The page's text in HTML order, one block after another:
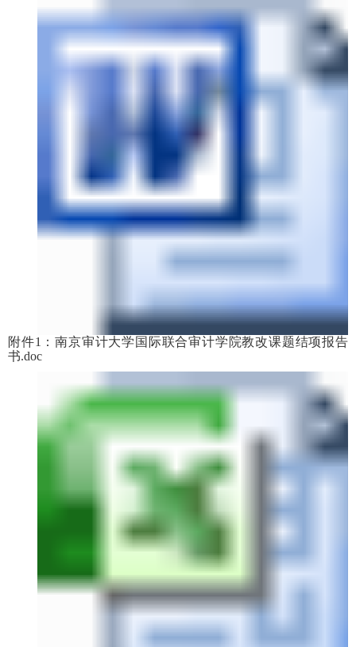
附件1：南京审计大学国际联合审计学院教改课题结项报告
书.doc